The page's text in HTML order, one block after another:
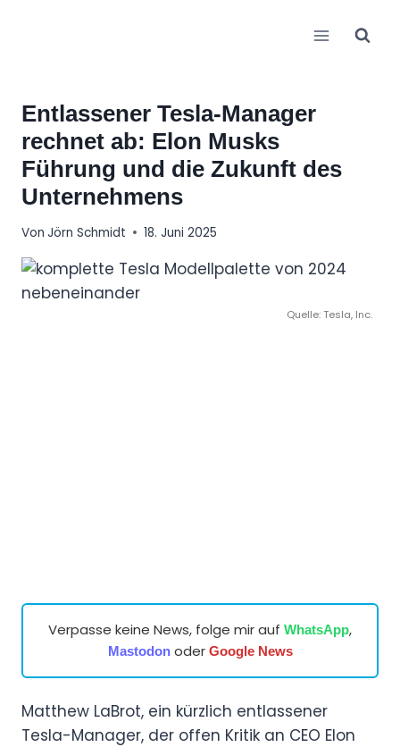
Entlassener Tesla-Manager
rechnet ab: Elon Musks
Führung und die Zukunft des
Unternehmens
Von Jörn Schmidt 18. Juni 2025
Quelle: Tesla, Inc.
Verpasse keine News, folge mir auf WhatsApp,
Mastodonoder Google News
Matthew LaBrot, ein kürzlich entlassener
Tesla-Manager, der offen Kritik an CEO Elon